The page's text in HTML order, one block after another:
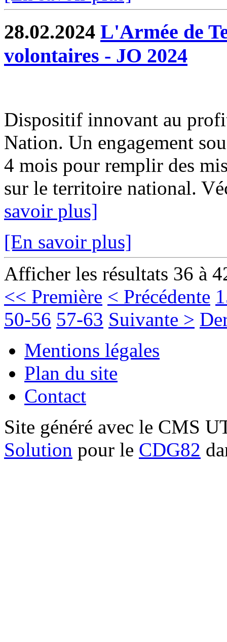
28.02.2024 L'Armée de
volontaires - JO 2024
Dispositif innovant au
Nation. Un engagement
4 mois pour remplir des
sur le territoire national.
savoir plus]
[En savoir plus]
Afficher les résultats 36 à
<< Première < Précédente
50-56 57-63 Suivante >
Mentions légales
Plan du site
Contact
Site généré avec le CMS
Solution pour le CDG82